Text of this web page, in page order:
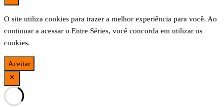
O site utiliza cookies para trazer a melhor experiência para você. Ao
continuar a acessar o Entre Séries, você concorda em utilizar os
cookies.
Aceitar